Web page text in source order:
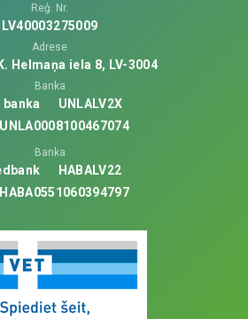
Reģ. Nr.
LV40003275009
Adrese
Helmaņa iela 8, LV-3004
Banka
banka
UNLALV2X
Banka
HABALV22